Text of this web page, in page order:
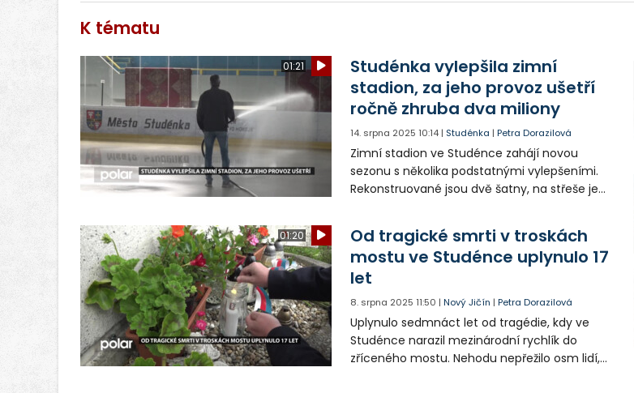
K tématu
01:21
Studénka vylepšila zimní
stadion, za jeho provoz ušetří
ročně zhruba dva miliony
14. srpna 2025 10:14 | Studénka |Petra Dorazilová
Zimní stadion ve Studénce zahájí novou
sezonu s několika podstatnými vylepšeními.
Rekonstruované jsou dvě šatny, na střeše je
01:20
Od tragické smrti v troskách
mostu ve Studénce uplynulo 17
let
8. srpna 2025 11:50 |Nový Jičín |Petra Dorazilová
Uplynulo sedmnáct let od tragédie, kdy ve
Studénce narazil mezinárodní rychlík do
zříceného mostu. Nehodu nepřežilo osm lidí,